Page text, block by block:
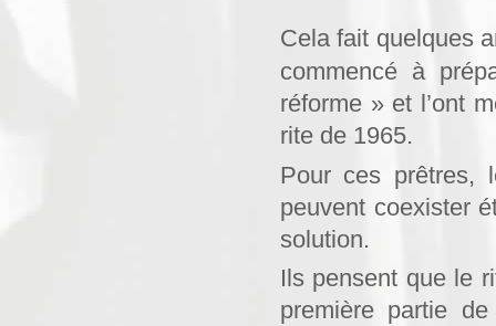
Cela fait quelques
commencé à
réforme » et l’ont
rite de 1965.
Pour ces prêtres,
peuvent coexister
solution.
Ils pensent que le
première partie